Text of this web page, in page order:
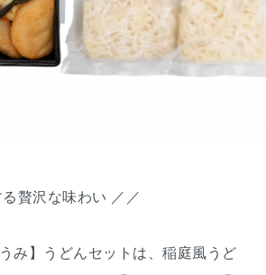
贅沢な味わい ／／
み】うどんセットは、稲庭風うど